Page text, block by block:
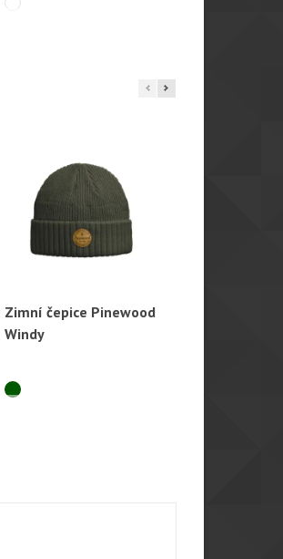
Rychlý náhled
Zimní čepice Pinewood
Windy